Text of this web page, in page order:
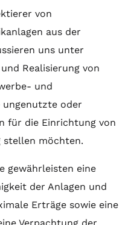
von
aus der
uns unter
Realisierung von
und
oder
für die Einrichtung von
stellen möchten.
gewährleisten eine
der Anlagen und
Erträge sowie eine